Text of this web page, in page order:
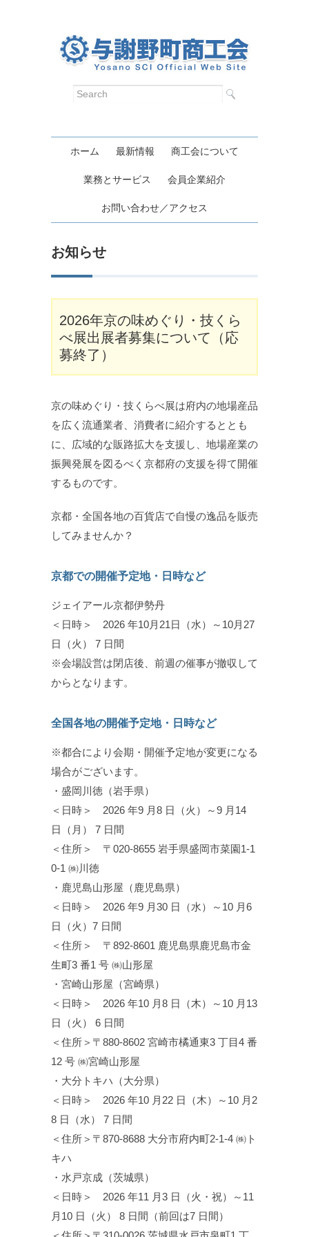
ホーム 最新情報 商工会について
業務とサービス 会員企業紹介
お問い合わせ／アクセス
お知らせ
2026年京の味めぐり・技くら
べ展出展者募集について（応
募終了）
京の味めぐり・技くらべ展は府内の地場産品
を広く流通業者、消費者に紹介するととも
に、広域的な販路拡大を支援し、地場産業の
振興発展を図るべく京都府の支援を得て開催
するものです。
京都・全国各地の百貨店で自慢の逸品を販売
してみませんか？
京都での開催予定地・日時など
ジェイアール京都伊勢丹
＜日時＞ 2026 年10月21日（水）～10月27
日（火） 7 日間
※会場設営は閉店後、前週の催事が撤収して
からとなります。
全国各地の開催予定地・日時など
※都合により会期・開催予定地が変更になる
場合がございます。
・盛岡川徳（岩手県）
＜日時＞ 2026 年9 月8 日（火）～9 月14
日（月） 7 日間
＜住所＞ 〒020-8655 岩手県盛岡市菜園1-1
0-1 ㈱川徳
・鹿児島山形屋（鹿児島県）
＜日時＞ 2026 年9 月30 日（水）～10 月6
日（火）7 日間
＜住所＞ 〒892-8601 鹿児島県鹿児島市金
生町3 番1 号 ㈱山形屋
・宮崎山形屋（宮崎県）
＜日時＞ 2026 年10 月8 日（木）～10 月13
日（火） 6 日間
＜住所＞〒880-8602 宮崎市橘通東3 丁目4 番
12 号 ㈱宮崎山形屋
・大分トキハ（大分県）
＜日時＞ 2026 年10 月22 日（木）～10 月2
8 日（水） 7 日間
＜住所＞〒870-8688 大分市府内町2-1-4 ㈱ト
キハ
・水戸京成（茨城県）
＜日時＞ 2026 年11 月3 日（火・祝）～11
月10 日（火） 8 日間（前回は7 日間）